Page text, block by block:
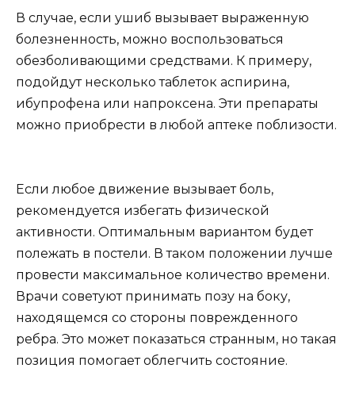
В случае, если ушиб вызывает выраженную
болезненность, можно воспользоваться
обезболивающими средствами. К примеру,
подойдут несколько таблеток аспирина,
ибупрофена или напроксена. Эти препараты
можно приобрести в любой аптеке поблизости.
Если любое движение вызывает боль,
рекомендуется избегать физической
активности. Оптимальным вариантом будет
полежать в постели. В таком положении лучше
провести максимальное количество времени.
Врачи советуют принимать позу на боку,
находящемся со стороны поврежденного
ребра. Это может показаться странным, но такая
позиция помогает облегчить состояние.